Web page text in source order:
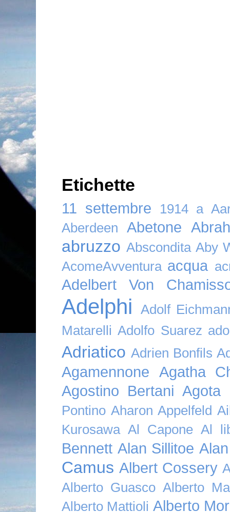
Etichette
11 settembre 1914 a
Aberdeen
Abetone
abruzzo Abscondita Aby
AcomeAvventura acqua
Adelbert Von
Adelphi
Adolf
Matarelli Adolfo Suarez
Adriatico Adrien Bonfils
Agamennone
Agatha
Agostino Bertani Agota
Pontino Aharon Appelfeld
Kurosawa Al Capone Al
Bennett Alan Sillitoe
Camus Albert Cossery
Alberto Guasco Alberto
Alberto Mattioli Alberto